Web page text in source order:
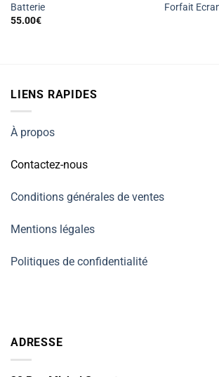
Batterie
55.00€
Forfait
LIENS RAPIDES
À propos
Contactez-nous
Conditions générales de ventes
Mentions légales
Politiques de confidentialité
ADRESSE